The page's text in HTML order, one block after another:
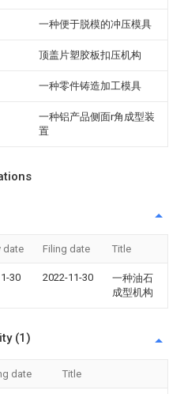
一种便于脱模的冲压模具
顶盖片塑胶板扣压机构
一种零件铸造加工模具
一种铝产品侧面r角成型装
置
date Filing date Title
30 2022-11-30
一种油石
成型机构
(1)
date Title